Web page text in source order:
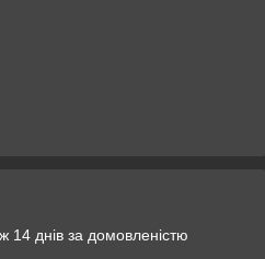
14 днів за домовленістю